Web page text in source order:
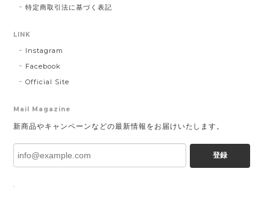
特定商取引法に基づく表記
LINK
Instagram
Facebook
Official Site
Mail Magazine
新商品やキャンペーンなどの最新情報をお届けいたします。
登録